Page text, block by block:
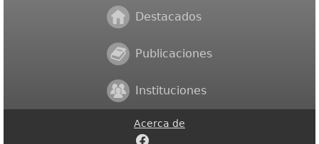
Destacados
Publicaciones
Instituciones
Acerca de